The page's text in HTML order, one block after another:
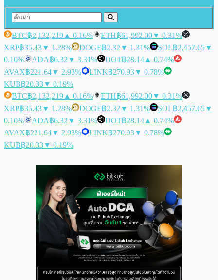
BTC฿2,132,219 ▲ 0.16% ETH฿61,992.00▼ 0.31%
XRP฿35.43▼ 1.28% DOGE฿2.32 ▼ 1.31% SOL฿2,457.65▼
0.10%
ADA฿6.32 ▼ 3.31% DOT฿28.14 ▲ 0.74%
AVAX฿221.64▼ 2.93% LINK฿270.93▼ 0.78%
KUB฿20.33▼ 0.19%
BTC฿2,132,219 ▲ 0.16% ETH฿61,992.00▼ 0.31%
XRP฿35.43▼ 1.28% DOGE฿2.32 ▼ 1.31% SOL฿2,457.65▼
0.10%
ADA฿6.32 ▼ 3.31% DOT฿28.14 ▲ 0.74%
AVAX฿221.64▼ 2.93% LINK฿270.93▼ 0.78%
KUB฿20.33▼ 0.19%